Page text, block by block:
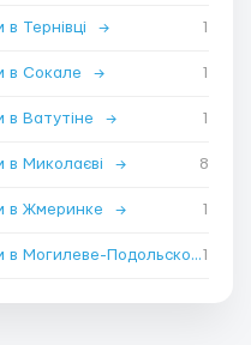
Тернівці → 1
в Сокале → 1
Ватутіне → 1
Миколаєві → 8
в Жмеринке → 1
Робота Онлайн-консультантом в Могилеве-Подольском1